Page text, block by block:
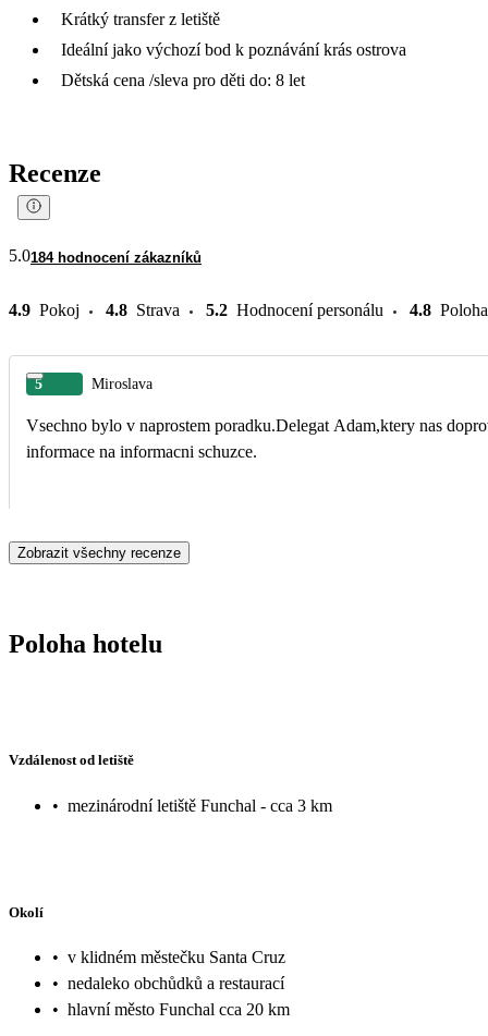
Krátký transfer z letiště
Ideální jako výchozí bod k poznávání krás ostrova
Dětská cena /sleva pro děti do: 8 let
Recenze
5.0184 hodnocení zákazníků
4.9 Pokoj 4.8 Strava 5.2 Hodnocení personálu 4.8 Poloha
5 Miroslava
Vsechno bylo v naprostem poradku.Delegat Adam,ktery nas
informace na informacni schuzce.
Zobrazit všechny recenze
Poloha hotelu
Vzdálenost od letiště
• mezinárodní letiště Funchal - cca 3 km
Okolí
• v klidném městečku Santa Cruz
• nedaleko obchůdků a restaurací
• hlavní město Funchal cca 20 km